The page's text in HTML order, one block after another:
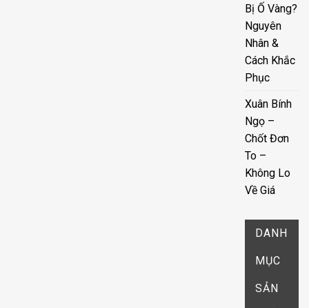
Bị Ố Vàng?
Nguyên
Nhân &
Cách Khắc
Phục
Xuân Bính
Ngọ –
Chốt Đơn
To –
Không Lo
Về Giá
DANH
MỤC
SẢN